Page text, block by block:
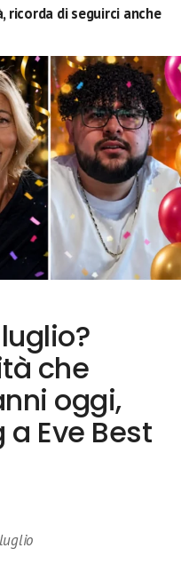
ricorda di seguirci anche
che
oggi,
a Eve Best